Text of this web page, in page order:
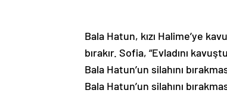
Bala Hatun, kızı Halime’ye
bırakır. Sofia, “Evladını
Bala Hatun’un silahını
Bala Hatun’un silahını